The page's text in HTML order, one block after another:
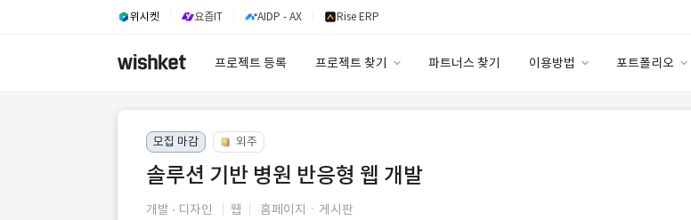
위시켓 요즘IT AIDP - AX Rise ERP
프로젝트 등록 프로젝트 찾기 파트너스 찾기 이용방법 포트폴리오
모집 마감 외주
솔루션 기반 병원 반응형 웹 개발
개발 디자인 웹 홈페이지ㆍ게시판